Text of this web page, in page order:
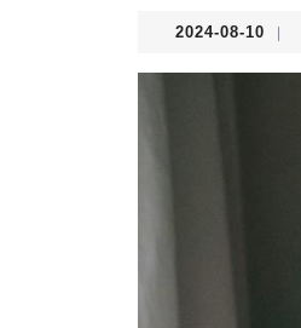
2024-08-10 2024-
10